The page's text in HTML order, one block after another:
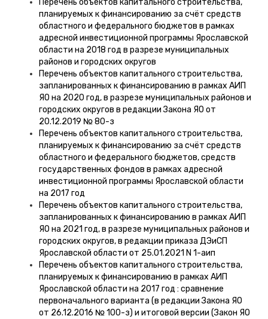
Перечень объектов капитального строительства,
планируемых к финансированию за счёт средств
областного и федерального бюджетов в рамках
адресной инвестиционной программы Ярославской
области на 2018 год в разрезе муниципальных
районов и городских округов
Перечень объектов капитального строительства,
запланированных к финансированию в рамках АИП
ЯО на 2020 год, в разрезе муниципальных районов и
городских округов в редакции Закона ЯО от
20.12.2019 № 80-з
Перечень объектов капитального строительства,
планируемых к финансированию за счёт средств
областного и федерального бюджетов, средств
государственных фондов в рамках адресной
инвестиционной программы Ярославской области
на 2017 год
Перечень объектов капитального строительства,
запланированных к финансированию в рамках АИП
ЯО на 2021 год, в разрезе муниципальных районов и
городских округов, в редакции приказа ДЭиСП
Ярославской области от 25.01.2021 N 1-аип
Перечень объектов капитального строительства,
планируемых к финансированию в рамках АИП
Ярославской области на 2017 год : сравнение
первоначального варианта (в редакции Закона ЯО
от 26.12.2016 № 100-з) и итоговой версии (Закон ЯО